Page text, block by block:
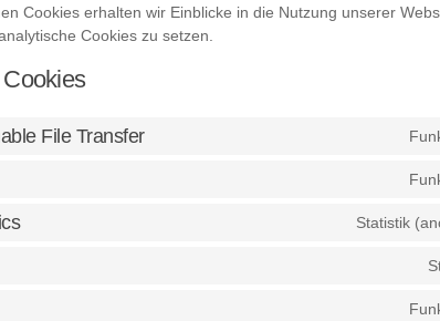
Cookies erhalten wir Einblicke in die Nutzung unserer
Cookies zu setzen.
File Transfer
Statistik